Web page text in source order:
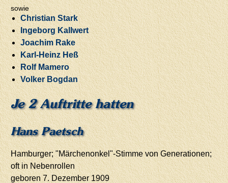
sowie
Christian Stark
Ingeborg Kallwert
Joachim Rake
Karl-Heinz Heß
Rolf Mamero
Volker Bogdan
Je 2 Auftritte hatten
Hans Paetsch
Hamburger; "Märchenonkel"-Stimme von Generationen;
oft in Nebenrollen
geboren 7. Dezember 1909